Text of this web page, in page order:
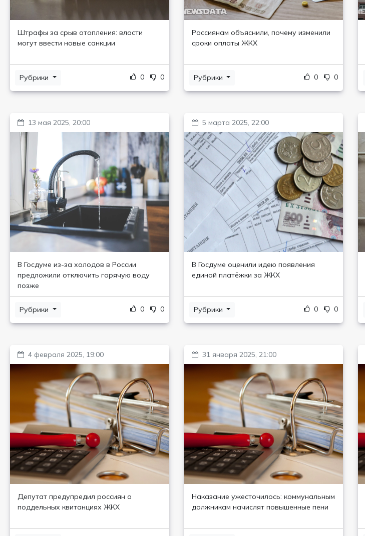
Штрафы за срыв отопления: власти
могут ввести новые санкции
Рубрики 0 0
​​​​​​Россиянам объяснили, почему изменили
сроки оплаты ЖКХ
Рубрики 0 0
13 мая 2025, 20:00
В Госдуме из-за холодов в России
предложили отключить горячую воду
позже
Рубрики 0 0
5 марта 2025, 22:00
В Госдуме оценили идею появления
единой платёжки за ЖКХ
Рубрики 0 0
4 февраля 2025, 19:00
Депутат предупредил россиян о
поддельных квитанциях ЖКХ
31 января 2025, 21:00
Наказание ужесточилось: коммунальным
должникам начислят повышенные пени